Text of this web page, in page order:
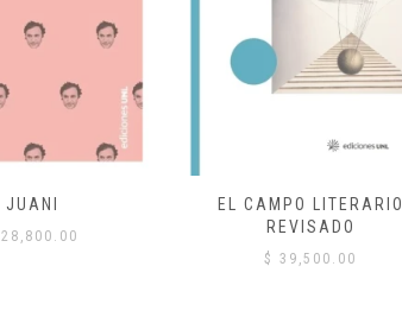
JUANI
28,800.00
EL CAMPO LITERARIO
REVISADO
$ 39,500.00